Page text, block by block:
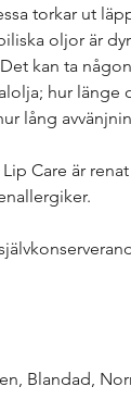
torkar ut
oljor är
kan ta
hur länge
lång
Care är
Blandad,